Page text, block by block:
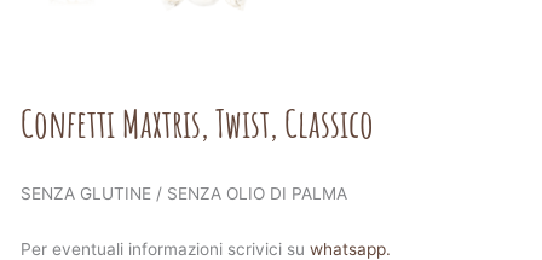
Confetti Maxtris, Twist, Classico
SENZA GLUTINE / SENZA OLIO DI PALMA
Per eventuali informazioni scrivici su whatsapp.